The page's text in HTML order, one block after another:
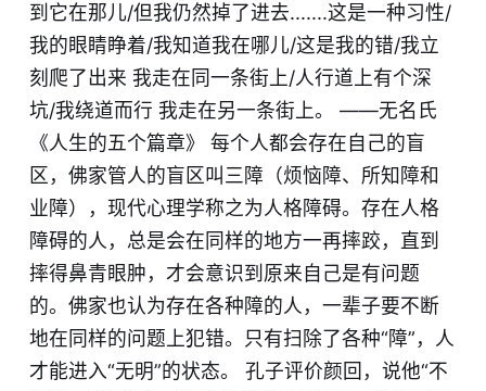
到它在那儿/但我仍然掉了进去.......这是一种习性/
我的眼睛睁着/我知道我在哪儿/这是我的错/我立
刻爬了出来 我走在同一条街上/人行道上有个深
坑/我绕道而行 我走在另一条街上。 ——无名氏
《人生的五个篇章》 每个人都会存在自己的盲
区，佛家管人的盲区叫三障（烦恼障、所知障和
业障），现代心理学称之为人格障碍。存在人格
障碍的人，总是会在同样的地方一再摔跤，直到
摔得鼻青眼肿，才会意识到原来自己是有问题
的。佛家也认为存在各种障的人，一辈子要不断
地在同样的问题上犯错。只有扫除了各种“障”，人
才能进入“无明”的状态。 孔子评价颜回，说他“不